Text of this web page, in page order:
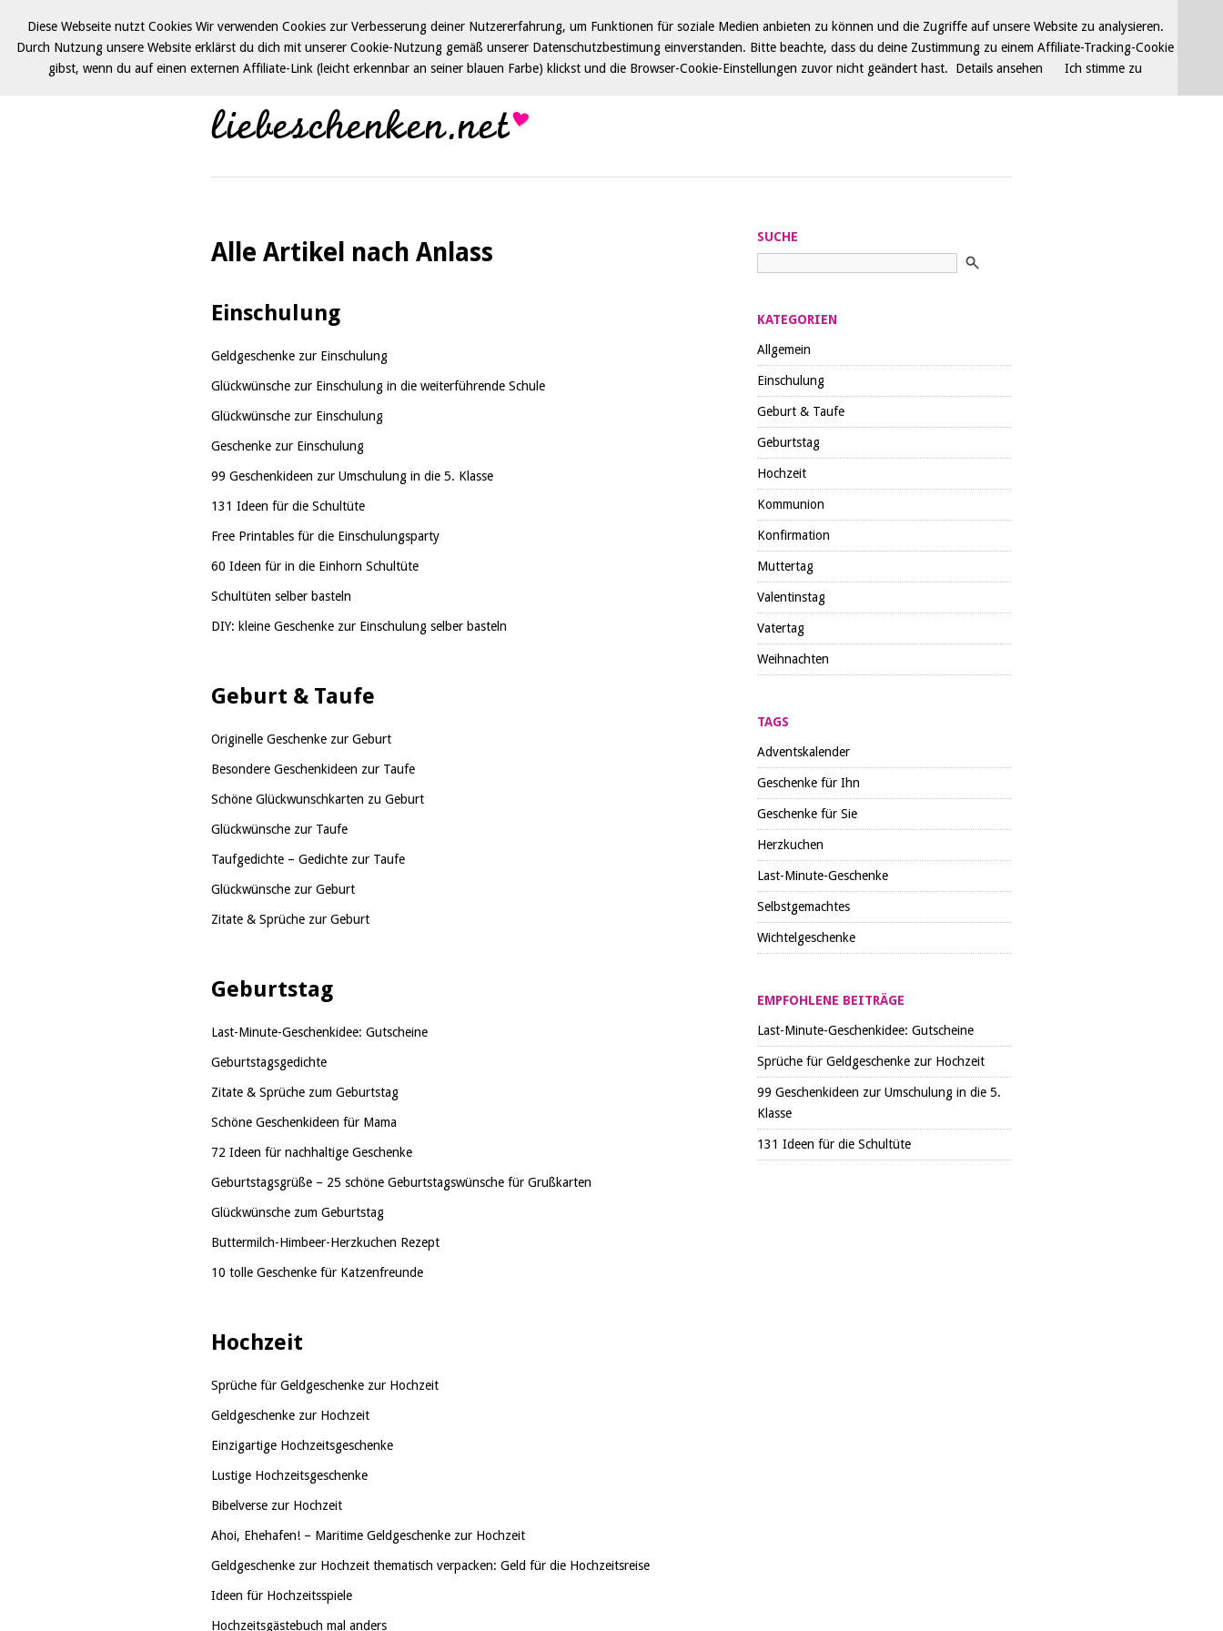
Alle Artikel nach Anlass
Einschulung
Geldgeschenke zur Einschulung
Glückwünsche zur Einschulung in die weiterführende Schule
Glückwünsche zur Einschulung
Geschenke zur Einschulung
99 Geschenkideen zur Umschulung in die 5. Klasse
131 Ideen für die Schultüte
Free Printables für die Einschulungsparty
60 Ideen für in die Einhorn Schultüte
Schultüten selber basteln
DIY: kleine Geschenke zur Einschulung selber basteln
Geburt & Taufe
Originelle Geschenke zur Geburt
Besondere Geschenkideen zur Taufe
Schöne Glückwunschkarten zu Geburt
Glückwünsche zur Taufe
Taufgedichte – Gedichte zur Taufe
Glückwünsche zur Geburt
Zitate & Sprüche zur Geburt
Geburtstag
Last-Minute-Geschenkidee: Gutscheine
Geburtstagsgedichte
Zitate & Sprüche zum Geburtstag
Schöne Geschenkideen für Mama
72 Ideen für nachhaltige Geschenke
Geburtstagsgrüße – 25 schöne Geburtstagswünsche für Grußkarten
Glückwünsche zum Geburtstag
Buttermilch-Himbeer-Herzkuchen Rezept
10 tolle Geschenke für Katzenfreunde
Hochzeit
Sprüche für Geldgeschenke zur Hochzeit
Geldgeschenke zur Hochzeit
Einzigartige Hochzeitsgeschenke
Lustige Hochzeitsgeschenke
Bibelverse zur Hochzeit
Ahoi, Ehehafen! – Maritime Geldgeschenke zur Hochzeit
Geldgeschenke zur Hochzeit thematisch verpacken: Geld für die Hochzeitsreise
Ideen für Hochzeitsspiele
Hochzeitsgästebuch mal anders
SUCHE
KATEGORIEN
Allgemein
Einschulung
Geburt & Taufe
Geburtstag
Hochzeit
Kommunion
Konfirmation
Muttertag
Valentinstag
Vatertag
Weihnachten
TAGS
Adventskalender
Geschenke für Ihn
Geschenke für Sie
Herzkuchen
Last-Minute-Geschenke
Selbstgemachtes
Wichtelgeschenke
EMPFOHLENE BEITRÄGE
Last-Minute-Geschenkidee: Gutscheine
Sprüche für Geldgeschenke zur Hochzeit
99 Geschenkideen zur Umschulung in die 5.
Klasse
131 Ideen für die Schultüte
Diese Webseite nutzt Cookies Wir verwenden Cookies zur Verbesserung deiner Nutzererfahrung, um Funktionen für soziale Medien anbieten zu können und die Zugriffe auf unsere Website zu analysieren.
Durch Nutzung unsere Website erklärst du dich mit unserer Cookie-Nutzung gemäß unserer Datenschutzbestimung einverstanden. Bitte beachte, dass du deine Zustimmung zu einem Affiliate-Tracking-Cookie
gibst, wenn du auf einen externen Affiliate-Link (leicht erkennbar an seiner blauen Farbe) klickst und die Browser-Cookie-Einstellungen zuvor nicht geändert hast.
Details ansehen Ich stimme zu